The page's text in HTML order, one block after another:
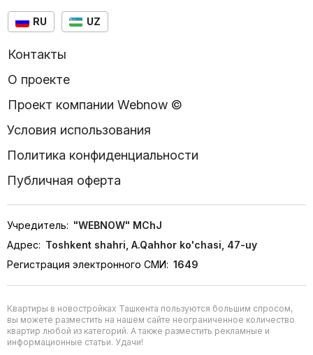
RU UZ
Контакты
О проекте
Проект компании Webnow ©
Условия использования
Политика конфиденциальности
Публичная оферта
Учредитель: "WEBNOW" MChJ
Адрес: Toshkent shahri, A.Qahhor ko'chasi, 47-uy
Регистрация электронного СМИ: 1649
Квартиры в новостройках Ташкента пользуются большим спросом,
вы можете разместить на нашем сайте неограниченное количество
квартир любой из категорий. А также разместить рекламные и
информационные статьи. Удачи!